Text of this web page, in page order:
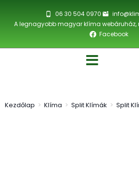
06 30 504 0970
A legnagyobb magyar klíma
Facebook
Kezdőlap > Klíma > Split Klímák > Split